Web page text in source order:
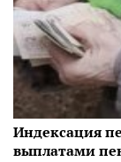
Индексация
выплатами